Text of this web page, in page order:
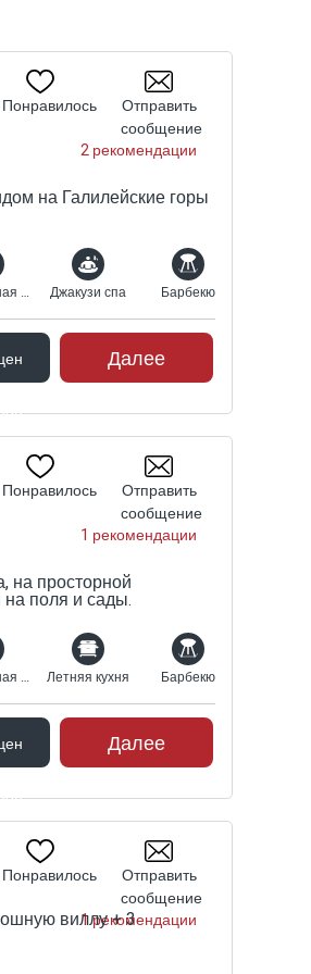
2 рекомендации
на Галилейские горы
Понравилось
Отправить
сообщение
Уникальная природная среда Джакузи спа Барбекю
Далее
1 рекомендации
на просторной
поля и сады.
Понравилось
Отправить
сообщение
Уникальная природная среда Летняя кухня Барбекю
Далее
1 рекомендации
виллу + 3
Понравилось
Отправить
сообщение